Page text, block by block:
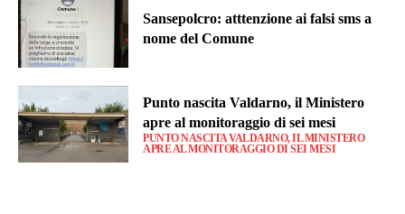
Sansepolcro: atttenzione ai falsi sms a
nome del Comune
Punto nascita Valdarno, il Ministero
apre al monitoraggio di sei mesi
PUNTO NASCITA VALDARNO, IL MINISTERO
APRE AL MONITORAGGIO DI SEI MESI